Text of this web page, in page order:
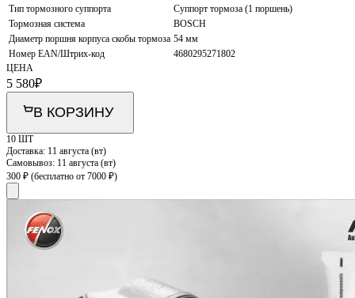
Тип тормозного суппорта
Суппорт тормоза (1 поршень)
Тормозная система
BOSCH
Диаметр поршня корпуса скобы тормоза 54 мм
Номер EAN/Штрих-код
4680295271802
ЦЕНА
5 580₽
В КОРЗИНУ
10 ШТ
Доставка: 11 августа (вт)
Самовывоз: 11 августа (вт)
300 ₽ (бесплатно от 7000 ₽)